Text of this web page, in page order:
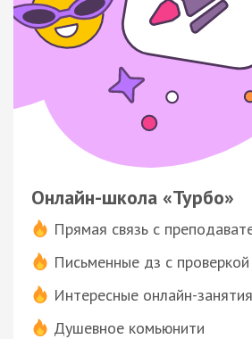
Онлайн-школа «Турбо»
Прямая связь с
Письменные дз с проверкой
Интересные онлайн-занятия
Душевное комьюнити